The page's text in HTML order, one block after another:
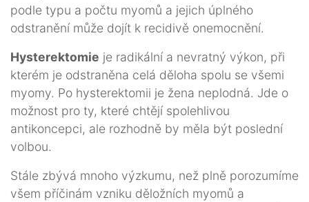
podle typu a počtu myomů a jejich úplného
odstranění může dojít k recidivě onemocnění.
Hysterektomie je radikální a nevratný výkon, při
kterém je odstraněna celá děloha spolu se všemi
myomy. Po hysterektomii je žena neplodná. Jde o
možnost pro ty, které chtějí spolehlivou
antikoncepci, ale rozhodně by měla být poslední
volbou.
Stále zbývá mnoho výzkumu, než plně porozumíme
všem příčinám vzniku děložních myomů a